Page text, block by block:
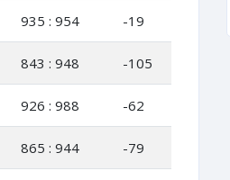
935 : 954 -19
843 : 948 -105
926 : 988 -62
865 : 944 -79